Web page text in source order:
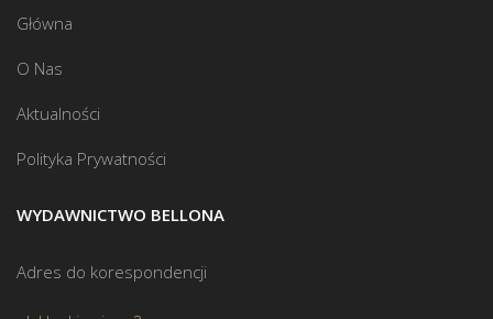
Główna
O Nas
Aktualności
Polityka Prywatności
WYDAWNICTWO BELLONA
Adres do korespondencji